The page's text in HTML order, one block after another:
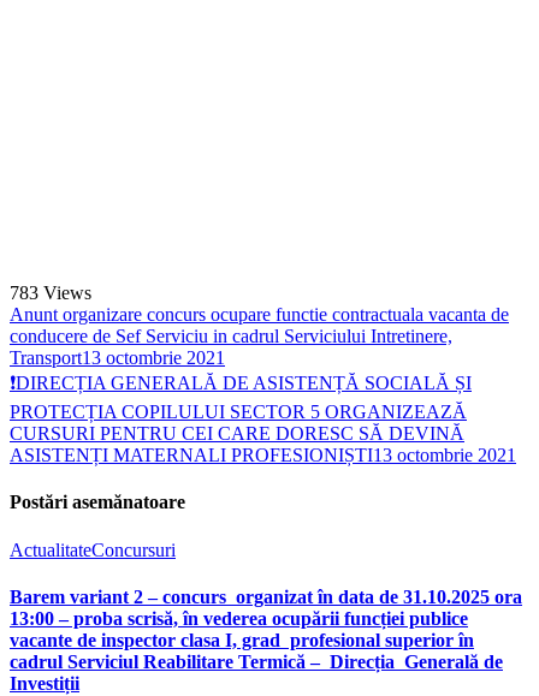
783 Views
Anunt organizare concurs ocupare functie contractuala vacanta de
conducere de Sef Serviciu in cadrul Serviciului Intretinere,
Transport13 octombrie 2021
❗DIRECȚIA GENERALĂ DE ASISTENȚĂ SOCIALĂ ȘI
PROTECȚIA COPILULUI SECTOR 5 ORGANIZEAZĂ
CURSURI PENTRU CEI CARE DORESC SĂ DEVINĂ
ASISTENȚI MATERNALI PROFESIONIȘTI13 octombrie 2021
Postări asemănatoare
ActualitateConcursuri
Barem variant 2 – concurs organizat în data de 31.10.2025 ora
13:00 – proba scrisă, în vederea ocupării funcției publice
vacante de inspector clasa I, grad profesional superior în
cadrul Serviciul Reabilitare Termică – Direcția Generală de
Investiții